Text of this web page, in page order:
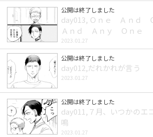
公開は終了しました
day013, Ｏｎｅ Ａｎｄ
Ａｎｄ Ａｎｙ Ｏｎｅ
2023.01.27
公開は終了しました
day012,だれかれが言う
2023.01.27
公開は終了しました
day011,７月、いつかのエ
鳴
2023.01.27